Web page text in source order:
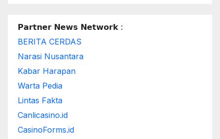
𝗣𝗮𝗿𝘁𝗻𝗲𝗿 𝗡𝗲𝘄𝘀 𝗡𝗲𝘁𝘄𝗼𝗿𝗸 :
BERITA CERDAS
Narasi Nusantara
Kabar Harapan
Warta Pedia
Lintas Fakta
Canlicasino.id
CasinoForms.id